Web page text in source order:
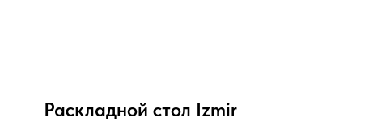
Раскладной стол Izmir